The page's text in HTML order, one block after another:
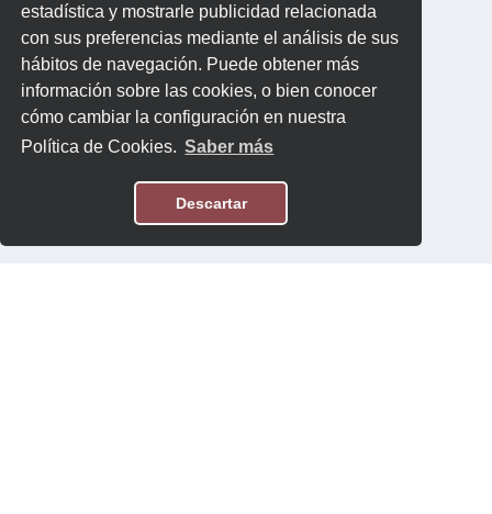
estadística y mostrarle publicidad relacionada
con sus preferencias mediante el análisis de sus
hábitos de navegación. Puede obtener más
información sobre las cookies, o bien conocer
cómo cambiar la configuración en nuestra
Política de Cookies. Saber más
Descartar